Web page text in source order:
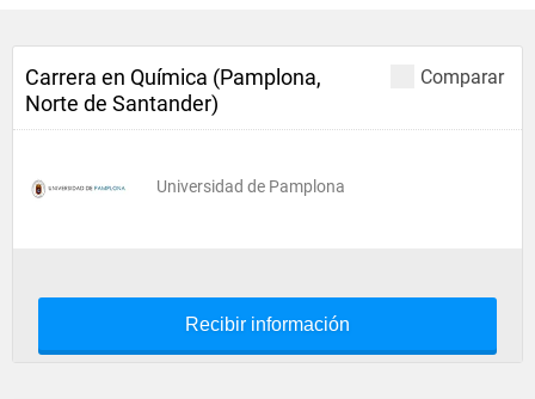
Comparar
Carrera en Química (Pamplona,
Norte de Santander)
Universidad de Pamplona
Recibir información